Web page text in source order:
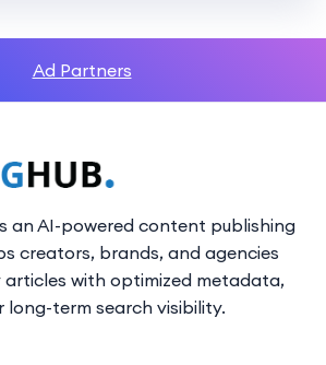
Ad Partners
an AI-powered content publishing
creators, brands, and agencies
articles with optimized metadata,
term search visibility.